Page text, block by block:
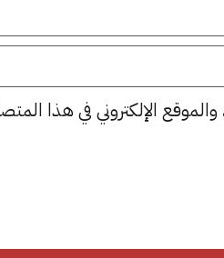
الإلكتروني في هذا